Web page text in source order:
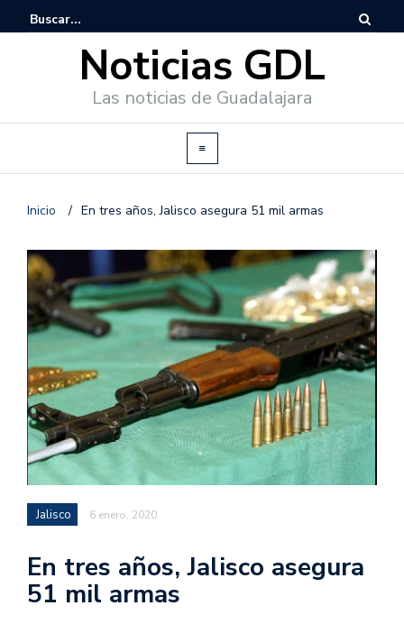
Noticias GDL
Las noticias de Guadalajara
Inicio / En tres años, Jalisco asegura 51 mil armas
Jalisco 6 enero, 2020
En tres años, Jalisco asegura
51 mil armas